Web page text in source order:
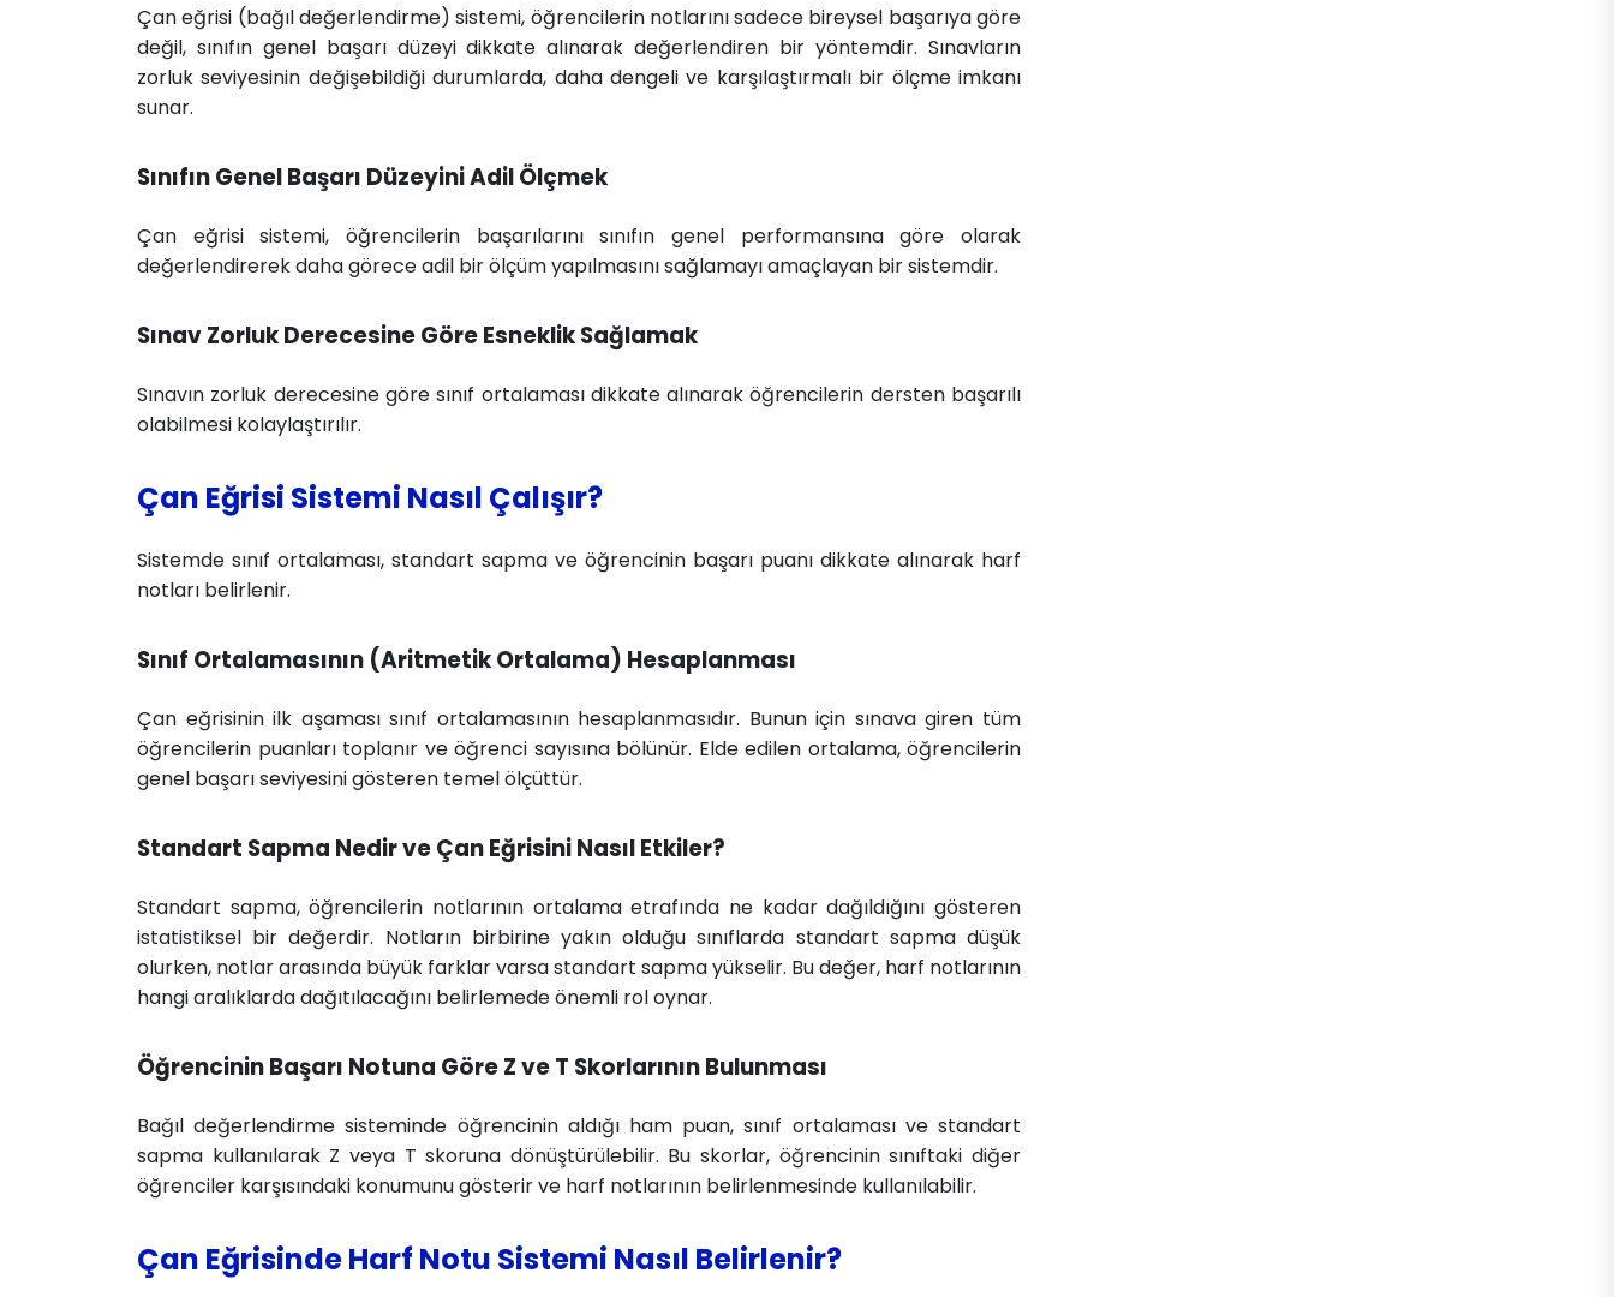
Çan eğrisi (bağıl değerlendirme) sistemi, öğrencilerin notlarını sadece bireysel başarıya göre
değil, sınıfın genel başarı düzeyi dikkate alınarak değerlendiren bir yöntemdir. Sınavların
zorluk seviyesinin değişebildiği durumlarda, daha dengeli ve karşılaştırmalı bir ölçme imkanı
sunar.
Sınıfın Genel Başarı Düzeyini Adil Ölçmek
Çan eğrisi sistemi, öğrencilerin başarılarını sınıfın genel performansına göre olarak
değerlendirerek daha görece adil bir ölçüm yapılmasını sağlamayı amaçlayan bir sistemdir.
Sınav Zorluk Derecesine Göre Esneklik Sağlamak
Sınavın zorluk derecesine göre sınıf ortalaması dikkate alınarak öğrencilerin dersten başarılı
olabilmesi kolaylaştırılır.
Çan Eğrisi Sistemi Nasıl Çalışır?
Sistemde sınıf ortalaması, standart sapma ve öğrencinin başarı puanı dikkate alınarak harf
notları belirlenir.
Sınıf Ortalamasının (Aritmetik Ortalama) Hesaplanması
Çan eğrisinin ilk aşaması sınıf ortalamasının hesaplanmasıdır. Bunun için sınava giren tüm
öğrencilerin puanları toplanır ve öğrenci sayısına bölünür. Elde edilen ortalama, öğrencilerin
genel başarı seviyesini gösteren temel ölçüttür.
Standart Sapma Nedir ve Çan Eğrisini Nasıl Etkiler?
Standart sapma, öğrencilerin notlarının ortalama etrafında ne kadar dağıldığını gösteren
istatistiksel bir değerdir. Notların birbirine yakın olduğu sınıflarda standart sapma düşük
olurken, notlar arasında büyük farklar varsa standart sapma yükselir. Bu değer, harf notlarının
hangi aralıklarda dağıtılacağını belirlemede önemli rol oynar.
Öğrencinin Başarı Notuna Göre Z ve T Skorlarının Bulunması
Bağıl değerlendirme sisteminde öğrencinin aldığı ham puan, sınıf ortalaması ve standart
sapma kullanılarak Z veya T skoruna dönüştürülebilir. Bu skorlar, öğrencinin sınıftaki diğer
öğrenciler karşısındaki konumunu gösterir ve harf notlarının belirlenmesinde kullanılabilir.
Çan Eğrisinde Harf Notu Sistemi Nasıl Belirlenir?